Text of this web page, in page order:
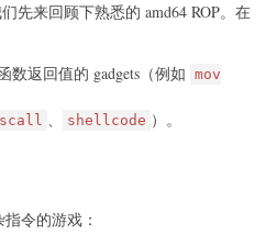
先来回顾下熟悉的 amd64 ROP。在
数返回值的 gadgets（例如
mov
、 shellcode ）。
令的游戏：